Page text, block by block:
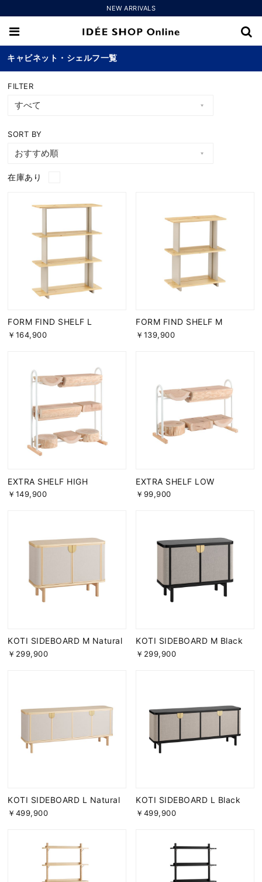
NEW ARRIVALS
キャビネット・シェルフ一覧
FILTER
SORT BY
在庫あり
FORM FIND SHELF L
￥164,900
FORM FIND SHELF M
￥139,900
EXTRA SHELF HIGH
￥149,900
EXTRA SHELF LOW
￥99,900
KOTI SIDEBOARD M Natural
￥299,900
KOTI SIDEBOARD M Black
￥299,900
KOTI SIDEBOARD L Natural
￥499,900
KOTI SIDEBOARD L Black
￥499,900